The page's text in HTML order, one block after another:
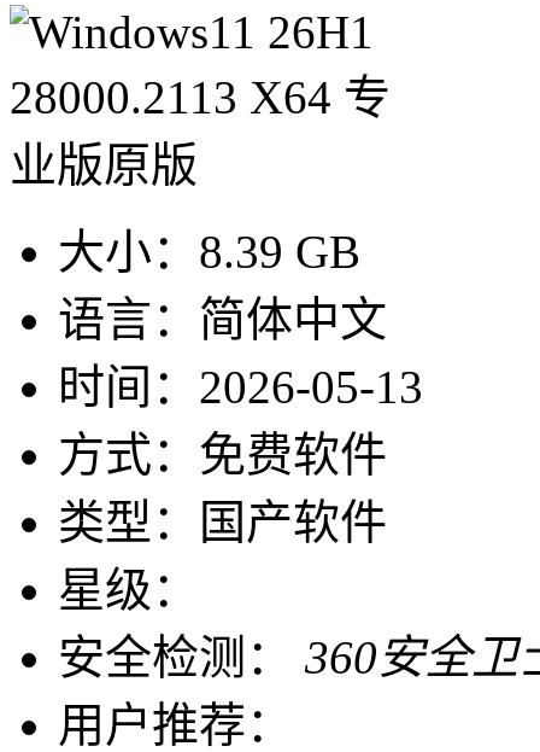
大小： 8.39 GB
语言： 简体中文
时间： 2026-05-13
方式： 免费软件
类型：
国产软件
星级：
安全检测：
360安全卫
用户推荐：